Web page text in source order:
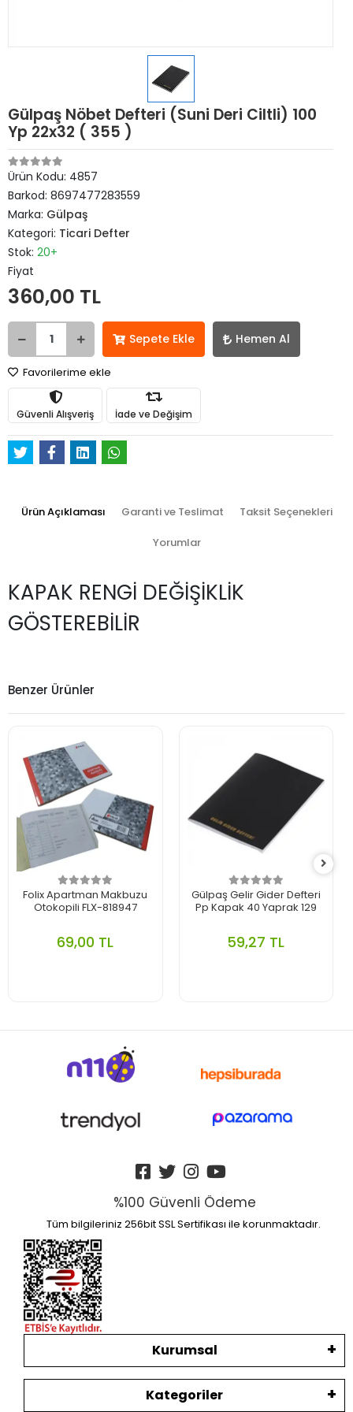
Gülpaş Nöbet Defteri (Suni Deri Ciltli) 100
Yp 22x32 ( 355 )
Ürün Kodu: 4857
Barkod: 8697477283559
Marka: Gülpaş
Kategori: Ticari Defter
Stok: 20+
Fiyat
360,00 TL
Sepete Ekle Hemen Al
Favorilerime ekle
Güvenli Alışveriş İade ve Değişim
Ürün Açıklaması Garanti ve Teslimat Taksit Seçenekleri
Yorumlar
KAPAK RENGİ DEĞİŞİKLİK
GÖSTEREBİLİR
Benzer Ürünler
Folix Apartman Makbuzu
Otokopili FLX-818947
69,00 TL
Gülpaş Gelir Gider Defteri
Pp Kapak 40 Yaprak 129
59,27 TL
%100 Güvenli Ödeme
Tüm bilgileriniz 256bit SSL Sertifikası ile korunmaktadır.
Kurumsal
Kategoriler